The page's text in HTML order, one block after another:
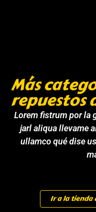
Más
repuestos
Lorem fistrum por la
jarl aliqua llevame
ullamco qué dise
Ir a la tienda